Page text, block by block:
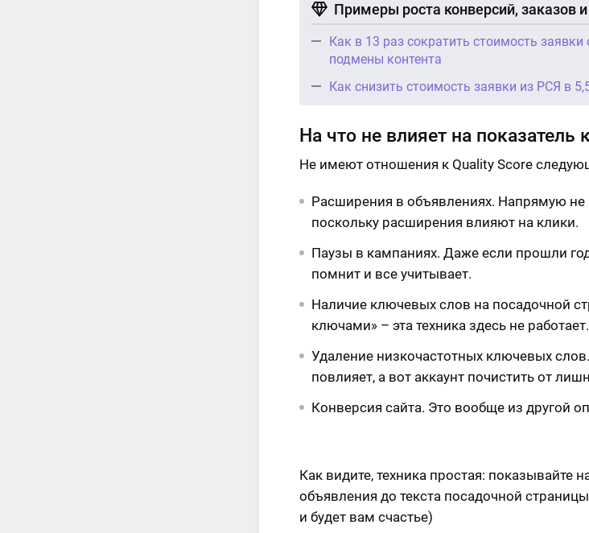
Примеры роста конверсий, заказов
Как в 13 раз сократить стоимость
подмены контента
Как снизить стоимость заявки из РСЯ в
На что не влияет на показатель
Не имеют отношения к Quality Score
Расширения в объявлениях. Напрямую
поскольку расширения влияют на клики.
Паузы в кампаниях. Даже если прошли
помнит и все учитывает.
Наличие ключевых слов на посадочной
ключами» – эта техника здесь не работает.
Удаление низкочастотных ключевых
повлияет, а вот аккаунт почистить от
Конверсия сайта. Это вообще из другой
Как видите, техника простая: показывайте
объявления до текста посадочной
и будет вам счастье)